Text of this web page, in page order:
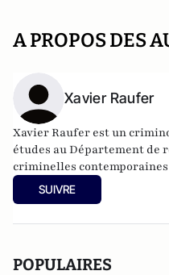
A PROPOS DES
Xavier Raufer
Xavier Raufer est un
études au Département de
criminelles
de nombreux ouvrages sur
criminalité organisée dans
SUIVRE
POPULAIRES